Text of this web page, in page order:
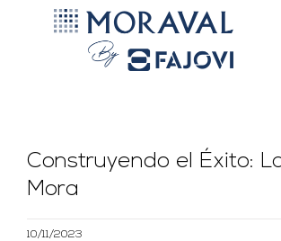
Construyendo el Éxito:
Mora
10/11/2023